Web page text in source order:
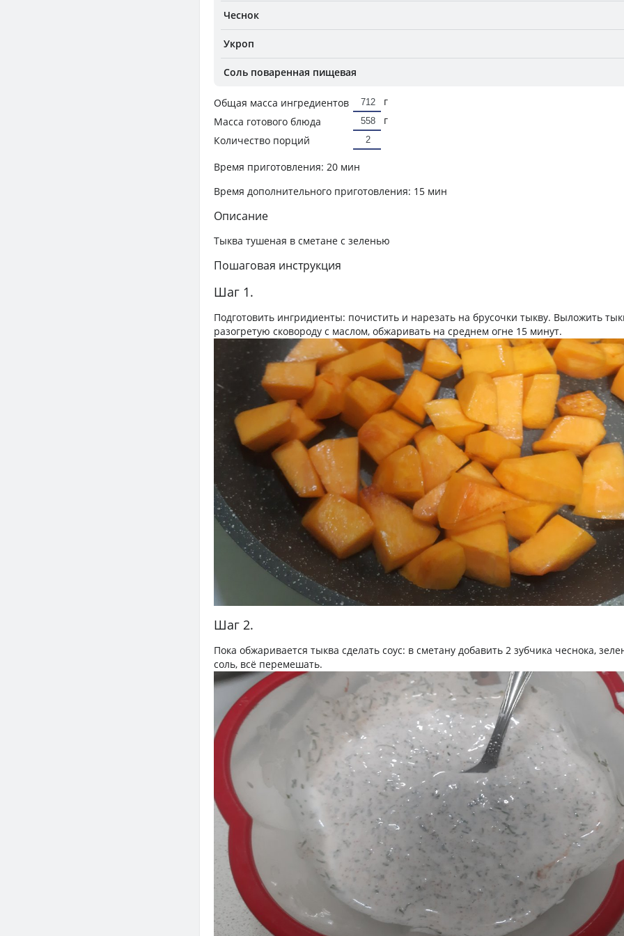
Чеснок
Укроп
Соль поваренная пищевая
Общая масса ингредиентов
г
Масса готового блюда
г
Количество порций
Время приготовления: 20 мин
Время дополнительного приготовления: 15 мин
Описание
Тыква тушеная в сметане с зеленью
Пошаговая инструкция
Шаг 1.
Подготовить ингридиенты: почистить и нарезать на брусочки тыкву. Выложить
разогретую сковороду с маслом, обжаривать на среднем огне 15 минут.
Шаг 2.
Пока обжаривается тыква сделать соус: в сметану добавить 2 зубчика чеснока,
соль, всё перемешать.